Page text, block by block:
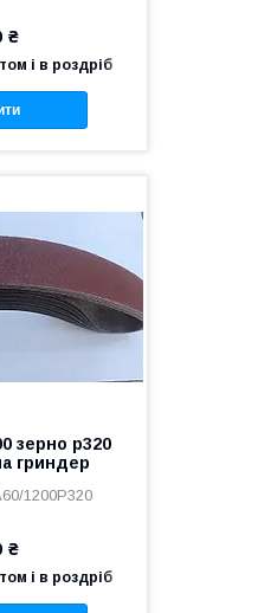
₴
і в роздріб
зерно р320
гриндер
1200P320
₴
і в роздріб